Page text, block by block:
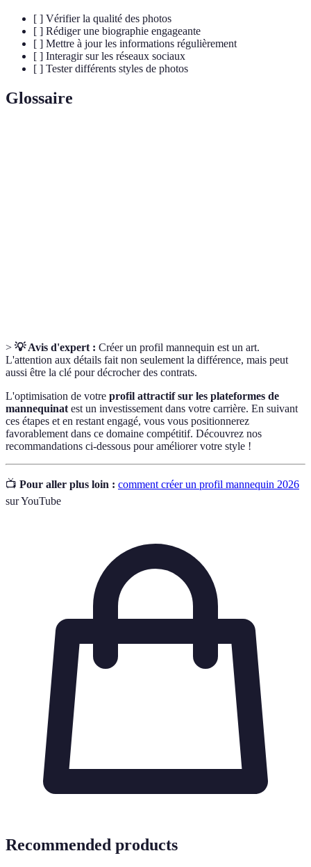
[ ] Vérifier la qualité des photos
[ ] Rédiger une biographie engageante
[ ] Mettre à jour les informations régulièrement
[ ] Interagir sur les réseaux sociaux
[ ] Tester différents styles de photos
Glossaire
> 💡 Avis d'expert : Créer un profil mannequin est un art.
L'attention aux détails fait non seulement la différence, mais peut
aussi être la clé pour décrocher des contrats.
L'optimisation de votre profil attractif sur les plateformes de
mannequinat est un investissement dans votre carrière. En suivant
ces étapes et en restant engagé, vous vous positionnerez
favorablement dans ce domaine compétitif. Découvrez nos
recommandations ci-dessous pour améliorer votre style !
📺 Pour aller plus loin : comment créer un profil mannequin 2026
sur YouTube
Recommended products